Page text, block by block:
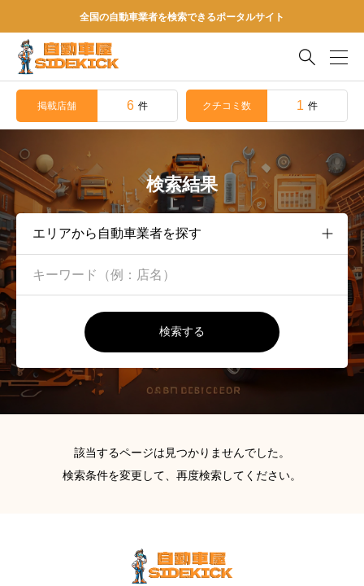
全国の自動車業者を検索できるポータルサイト

掲載店舗 6 件 クチコミ数 1 件
検索結果
検索する
該当するページは見つかりませんでした。
検索条件を変更して、再度検索してください。